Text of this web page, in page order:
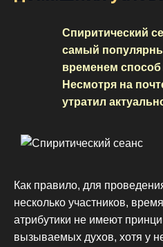
Спиритический
самый
временем
Несмотря на
утратил
Как правило, для
несколько участников,
атрибутики не имеют
вызываемых духов, хотя у